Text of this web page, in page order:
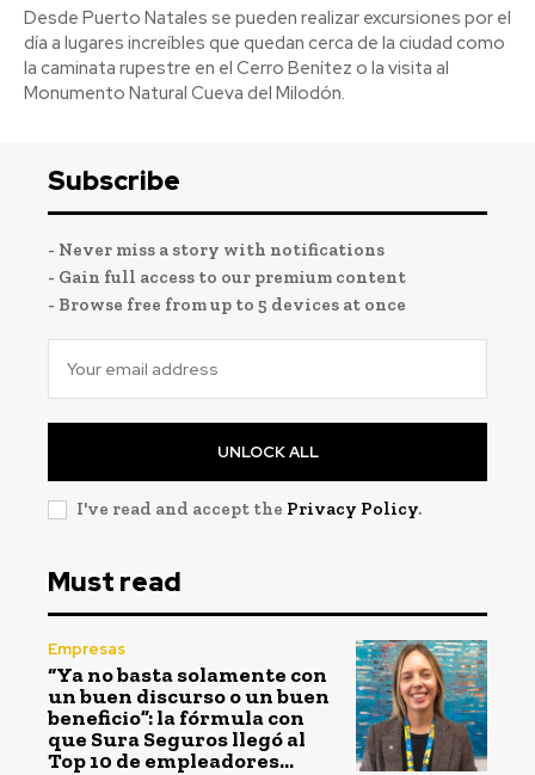
Desde Puerto Natales se pueden realizar excursiones por el
día a lugares increíbles que quedan cerca de la ciudad como
la caminata rupestre en el Cerro Benítez o la visita al
Monumento Natural Cueva del Milodón.
Subscribe
- Never miss a story with notifications
- Gain full access to our premium content
- Browse free from up to 5 devices at once
UNLOCK ALL
I've read and accept the Privacy Policy.
Must read
Empresas
“Ya no basta solamente con
un buen discurso o un buen
beneficio”: la fórmula con
que Sura Seguros llegó al
Top 10 de empleadores...